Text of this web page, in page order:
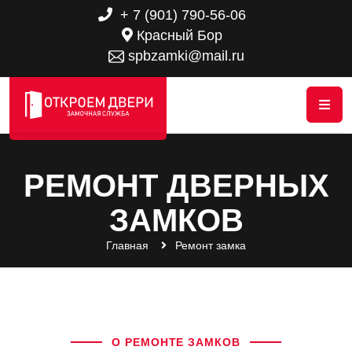
+ 7 (901) 790-56-06
Красный Бор
spbzamki@mail.ru
РЕМОНТ ДВЕРНЫХ
ЗАМКОВ
Главная Ремонт замка
О РЕМОНТЕ ЗАМКОВ